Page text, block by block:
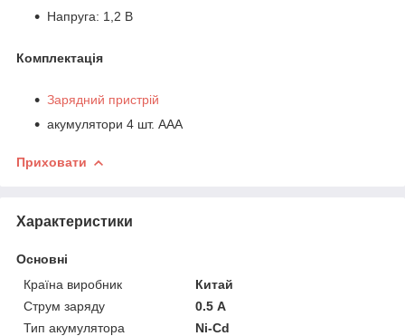
Напруга: 1,2 В
Комплектація
Зарядний пристрій
акумулятори 4 шт. AAA
Приховати
Характеристики
Основні
Країна виробник
Китай
Струм заряду
0.5 А
Тип акумулятора
Ni-Cd